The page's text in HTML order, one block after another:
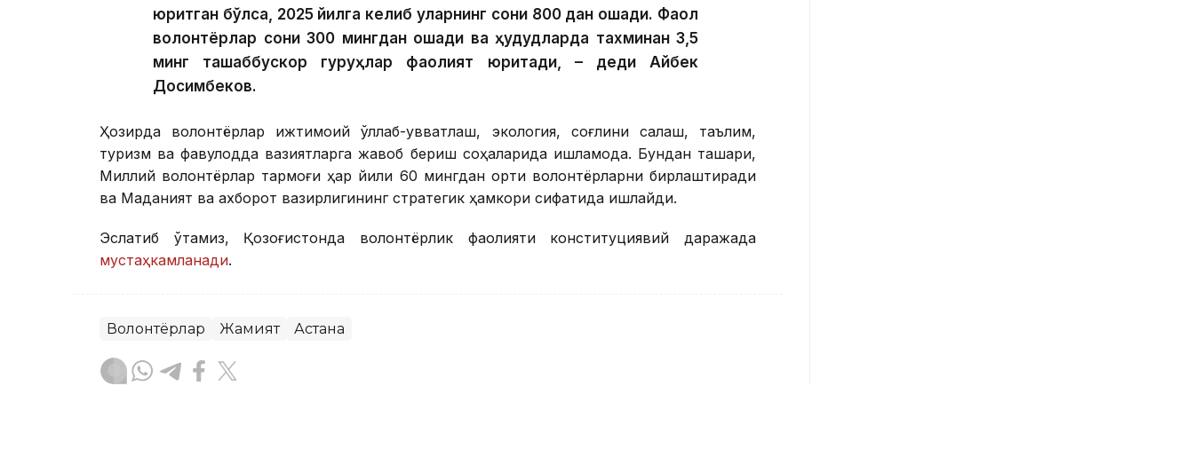
юритган бўлса, 2025 йилга келиб уларнинг сони 800 дан ошади. Фаол
волонтёрлар сони 300 мингдан ошади ва ҳудудларда тахминан 3,5
минг ташаббускор гуруҳлар фаолият юритади, – деди Айбек
Досимбеков.
Ҳозирда волонтёрлар ижтимоий қўллаб-қувватлаш, экология, соғлиқни сақлаш, таълим,
туризм ва фавқулодда вазиятларга жавоб бериш соҳаларида ишламоқда. Бундан ташқари,
Миллий волонтёрлар тармоғи ҳар йили 60 мингдан ортиқ волонтёрларни бирлаштиради
ва Маданият ва ахборот вазирлигининг стратегик ҳамкори сифатида ишлайди.
Эслатиб ўтамиз, Қозоғистонда волонтёрлик фаолияти конституциявий даражада
мустаҳкамланади.
Волонтёрлар Жамият Астана